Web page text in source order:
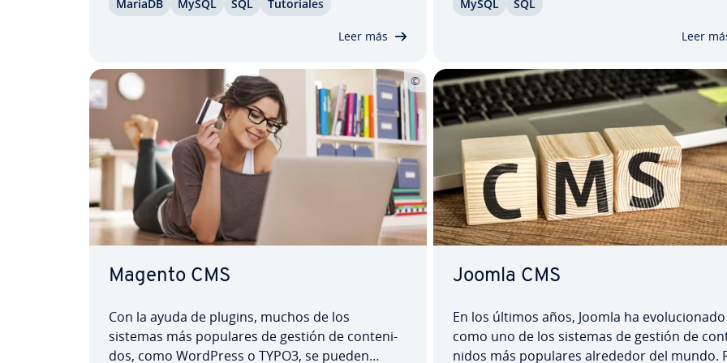
paso cómo importar y exportar bases de datos
MariaDB MySQL SQL Tu­to­ria­les
Leer más
de permisos, desde la asi­g­na­ción de permisos
de acceso hasta la concesión graduada de
MySQL SQL
Leer
Magento CMS
Con la ayuda de plugins, muchos de los
sistemas más populares de gestión de co­n­te­ni­
dos, como WordPress o TYPO3, se pueden
Joomla CMS
En los últimos años, Joomla ha evo­lu­cio­na­do
como uno de los sistemas de gestión de
ni­dos más populares alrededor del mundo.